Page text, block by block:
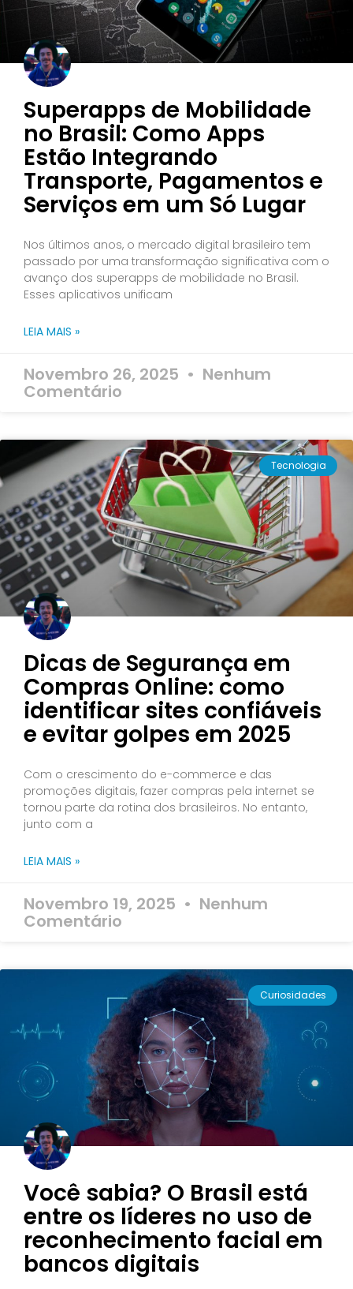
Superapps de Mobilidade
no Brasil: Como Apps
Estão Integrando
Transporte, Pagamentos e
Serviços em um Só Lugar
Nos últimos anos, o mercado digital brasileiro tem
passado por uma transformação significativa com o
avanço dos superapps de mobilidade no Brasil.
Esses aplicativos unificam
LEIA MAIS »
Novembro 26, 2025 Nenhum
Comentário
Tecnologia
Dicas de Segurança em
Compras Online: como
identificar sites confiáveis
e evitar golpes em 2025
Com o crescimento do e-commerce e das
promoções digitais, fazer compras pela internet se
tornou parte da rotina dos brasileiros. No entanto,
junto com a
LEIA MAIS »
Novembro 19, 2025 Nenhum
Comentário
Curiosidades
Você sabia? O Brasil está
entre os líderes no uso de
reconhecimento facial em
bancos digitais